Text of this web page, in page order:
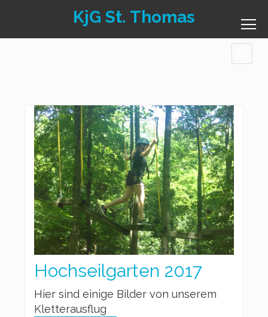
KjG St. Thomas
Hochseilgarten 2017
Hier sind einige Bilder von unserem
Kletterausflug